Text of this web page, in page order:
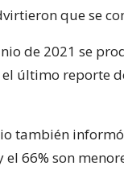
que se
de 2021 se
último reporte
también
el 66% son